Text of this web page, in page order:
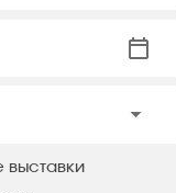
выставки